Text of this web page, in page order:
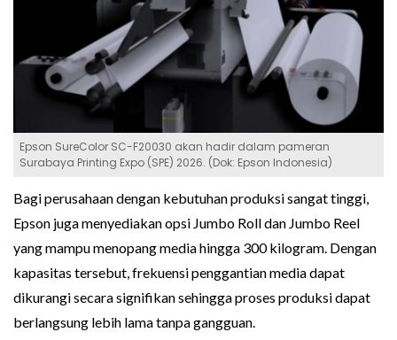
Epson SureColor SC-F20030 akan hadir dalam pameran
Surabaya Printing Expo (SPE) 2026. (Dok: Epson Indonesia)
Bagi perusahaan dengan kebutuhan produksi sangat tinggi,
Epson juga menyediakan opsi Jumbo Roll dan Jumbo Reel
yang mampu menopang media hingga 300 kilogram. Dengan
kapasitas tersebut, frekuensi penggantian media dapat
dikurangi secara signifikan sehingga proses produksi dapat
berlangsung lebih lama tanpa gangguan.